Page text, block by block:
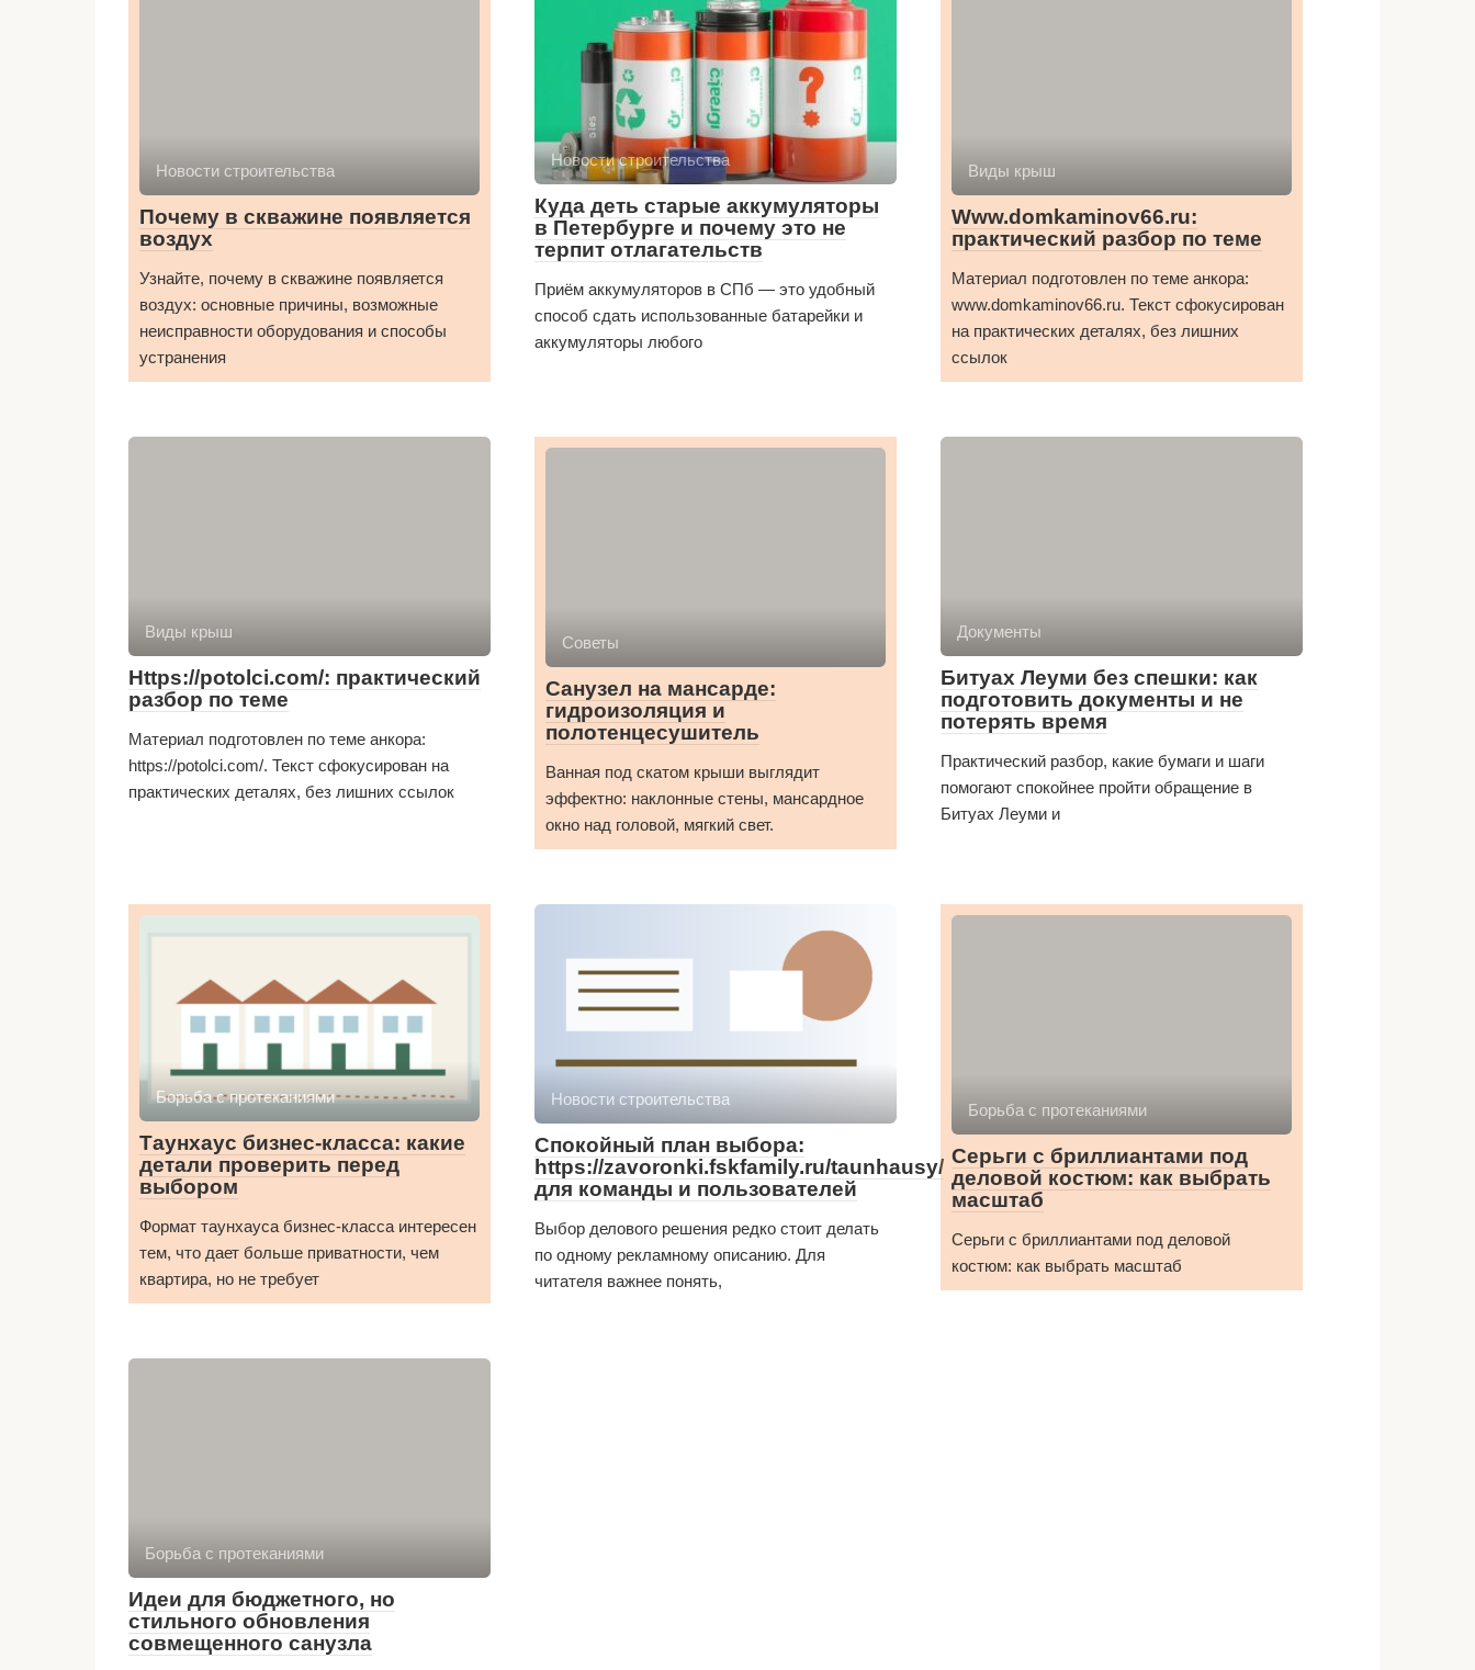
Новости строительства
Почему в скважине появляется
воздух
Узнайте, почему в скважине появляется
воздух: основные причины, возможные
неисправности оборудования и способы
устранения
Новости строительства
Куда деть старые аккумуляторы
в Петербурге и почему это не
терпит отлагательств
Приём аккумуляторов в СПб — это удобный
способ сдать использованные батарейки и
аккумуляторы любого
Виды крыш
Www.domkaminov66.ru:
практический разбор по теме
Материал подготовлен по теме анкора:
www.domkaminov66.ru. Текст сфокусирован
на практических деталях, без лишних
ссылок
Виды крыш
Https://potolci.com/: практический
разбор по теме
Материал подготовлен по теме анкора:
https://potolci.com/. Текст сфокусирован на
практических деталях, без лишних ссылок
Советы
Санузел на мансарде:
гидроизоляция и
полотенцесушитель
Ванная под скатом крыши выглядит
эффектно: наклонные стены, мансардное
окно над головой, мягкий свет.
Документы
Битуах Леуми без спешки: как
подготовить документы и не
потерять время
Практический разбор, какие бумаги и шаги
помогают спокойнее пройти обращение в
Битуах Леуми и
Борьба с протеканиями
Таунхаус бизнес-класса: какие
детали проверить перед
выбором
Формат таунхауса бизнес-класса интересен
тем, что дает больше приватности, чем
квартира, но не требует
Новости строительства
Спокойный план выбора:
https://zavoronki.fskfamily.ru/taunhausy/
для команды и пользователей
Выбор делового решения редко стоит делать
по одному рекламному описанию. Для
читателя важнее понять,
Борьба с протеканиями
Серьги с бриллиантами под
деловой костюм: как выбрать
масштаб
Серьги с бриллиантами под деловой
костюм: как выбрать масштаб
Борьба с протеканиями
Идеи для бюджетного, но
стильного обновления
совмещенного санузла